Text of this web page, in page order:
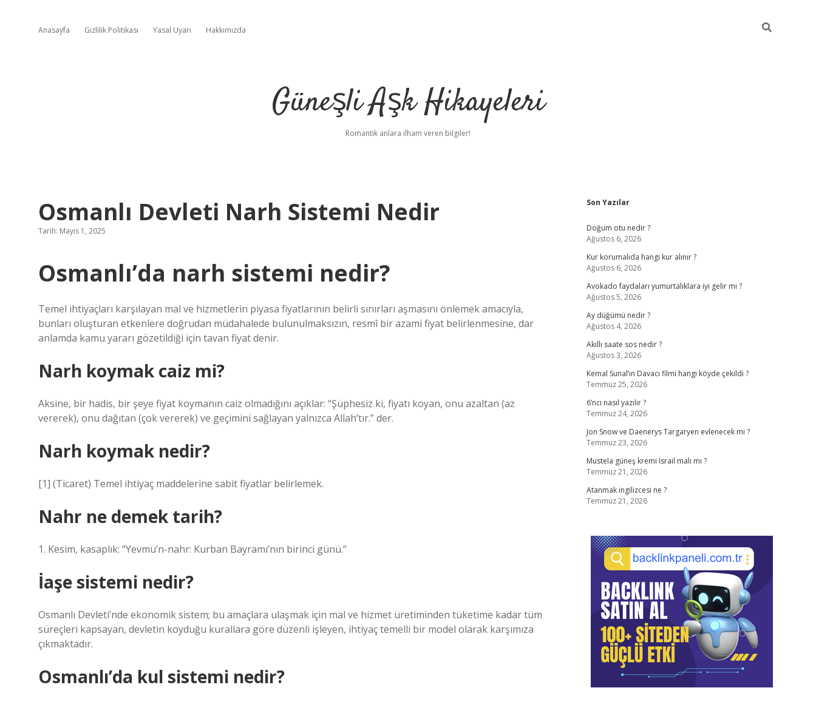
Anasayfa Gizlilik Politikası Yasal Uyarı Hakkımızda
Güneşli Aşk Hikayeleri
Romantik anlara ilham veren bilgiler!
Osmanlı Devleti Narh Sistemi Nedir
Tarih: Mayıs 1, 2025
Osmanlı’da narh sistemi nedir?
Temel ihtiyaçları karşılayan mal ve hizmetlerin piyasa fiyatlarının belirli sınırları aşmasını önlemek amacıyla,
bunları oluşturan etkenlere doğrudan müdahalede bulunulmaksızın, resmî bir azami fiyat belirlenmesine, dar
anlamda kamu yararı gözetildiği için tavan fiyat denir.
Narh koymak caiz mi?
Aksine, bir hadis, bir şeye fiyat koymanın caiz olmadığını açıklar: “Şüphesiz ki, fiyatı koyan, onu azaltan (az
vererek), onu dağıtan (çok vererek) ve geçimini sağlayan yalnızca Allah’tır.” der.
Narh koymak nedir?
[1] (Ticaret) Temel ihtiyaç maddelerine sabit fiyatlar belirlemek.
Nahr ne demek tarih?
1. Kesim, kasaplık: “Yevmü’n-nahr: Kurban Bayramı’nın birinci günü.”
İaşe sistemi nedir?
Osmanlı Devleti’nde ekonomik sistem; bu amaçlara ulaşmak için mal ve hizmet üretiminden tüketime kadar tüm
süreçleri kapsayan, devletin koyduğu kurallara göre düzenli işleyen, ihtiyaç temelli bir model olarak karşımıza
çıkmaktadır.
Osmanlı’da kul sistemi nedir?
Sidebar
Son Yazılar
Doğum otu nedir ?
Ağustos 6, 2026
Kur korumalıda hangi kur alınır ?
Ağustos 6, 2026
Avokado faydaları yumurtalıklara iyi gelir mi ?
Ağustos 5, 2026
Ay düğümü nedir ?
Ağustos 4, 2026
Akıllı saate sos nedir ?
Ağustos 3, 2026
Kemal Sunal’ın Davacı filmi hangi köyde çekildi ?
Temmuz 25, 2026
6’ncı nasıl yazılır ?
Temmuz 24, 2026
Jon Snow ve Daenerys Targaryen evlenecek mi ?
Temmuz 23, 2026
Mustela güneş kremi İsrail malı mı ?
Temmuz 21, 2026
Atanmak ingilizcesi ne ?
Temmuz 21, 2026
betcivdcasino giriş